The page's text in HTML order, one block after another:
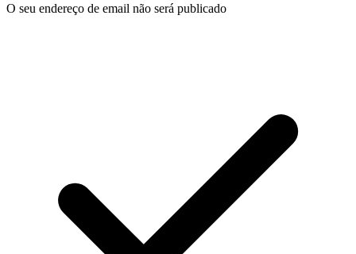
O seu endereço de email não será publicado